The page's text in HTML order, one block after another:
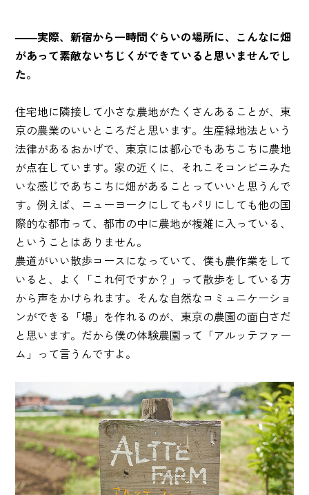
――実際、新宿から一時間ぐらいの場所に、こんなに畑
があって素敵ないちじくができていると思いませんでし
た。
住宅地に隣接して小さな農地がたくさんあることが、東
京の農業のいいところだと思います。生産緑地法という
法律があるおかげで、東京には都心でもあちこちに農地
が点在しています。家の近くに、それこそコンビニみた
いな感じであちこちに畑があることっていいと思うんで
す。例えば、ニューヨークにしてもパリにしても他の国
際的な都市って、都市の中に農地が複雑に入っている、
ということはありません。
農道がいい散歩コースになっていて、僕も農作業をして
いると、よく「これ何ですか？」って散歩をしている方
から声をかけられます。そんな自然なコミュニケーショ
ンができる「場」を作れるのが、東京の農園の面白さだ
と思います。だから僕の体験農園って「アルッテファー
ム」って言うんですよ。